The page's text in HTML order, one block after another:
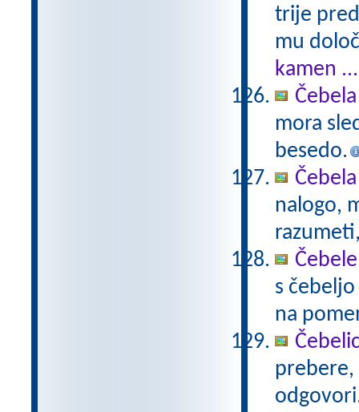
trije
mu
kamen ...
mora
besedo.
nalogo,
Čebele
s
na
prebere,